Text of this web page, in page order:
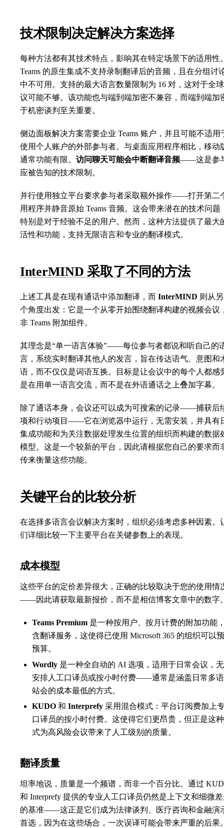
技术限制决定解决方案选择
每种方法都有其技术特点，影响其在特定场景下的适用性
Teams 的原生集成不支持录制翻译后的音频，且在分组讨
中不可用。支持的最大语言数量限制为 16 对，这对于全
议可能不够。该功能也与端到端加密不兼容，而端到端加
于机密谈判至关重要。
侧边面板解决方案需要企业 Teams 账户，并且可能不适用
使用个人账户的外部参与者。与桌面应用程序相比，移动
通常功能有限。 访问聊天可能会中断翻译音频——这是参
应被告知的技术限制。
并行使用独立平台要求参与者采取额外操作——打开第二
用程序并静音原始 Teams 音频。这会带来潜在的技术问题
特别是对于经验不足的用户。然而，这种方法提供了最大
活性和功能，支持无限语言和专业的翻译模式。
InterMIND 采取了不同的方法
上述工具是在现有通话中添加翻译，而 InterMIND 则从
个角度出发：它是一个从零开始围绕翻译构建的视频会议
非 Teams 附加组件。
其理念是“单一语言体验”——每位参与者都说和听自己的
言，系统实时翻译其他人的发言，旨在传达语气、意图和
语，而不仅仅是词语互换。目标是让会议中的每个人都感
是在用单一语言交流，而不是在外语通话之上叠加字幕。
除了通话本身，会议还可以成为可搜索的记录——捕获后
项和行动项目——它在浏览器中运行，无需安装，并具有
集成功能和为关注数据处理发生位置的组织而构建的数据
模型。这是一个较新的平台，因此请根据您自己的要求而
传来衡量这些功能。
关键平台的比较分析
在选择多语言会议解决方案时，组织必须考虑多种因素。
们详细比较一下主要平台在关键参数上的表现。
成本模型
这些平台的定价差异很大，正确的比较取决于您的使用情
——因此请获取最新报价，而不是相信博客文章中的数字
Teams Premium 是一种按用户、按月计费的附加功能
含翻译服务，这使得已使用 Microsoft 365 的组织可以
预算。
Wordly 是一种全自动的 AI 选项，适用于日常会议，
安排人工口译员或按小时付费——通常是涵盖日常多
站会的成本最低的方式。
KUDO 和 Interprefy 采用混合模式：平台订阅费加上
口译员的按小时付费。这使得它们更昂贵，但正是这
式为高风险会议带来了人工级别的质量。
翻译质量
坦率地说，质量是一个频谱，而非一个百分比。通过
和 Interprefy 提供的专业人工口译员仍然是上下文和细微
的基准——这正是它们成为法律谈判、医疗咨询和金融演
首选，因为在这些场合，一次误译可能会带来严重的后果